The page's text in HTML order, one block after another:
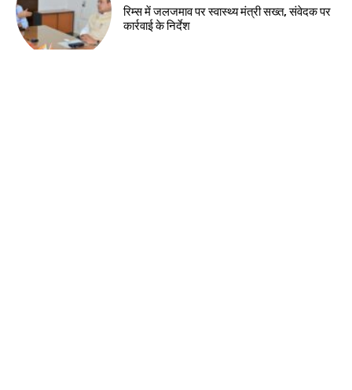
रिम्स में जलजमाव पर स्वास्थ्य मंत्री सख्त, संवेदक पर
कार्रवाई के निर्देश